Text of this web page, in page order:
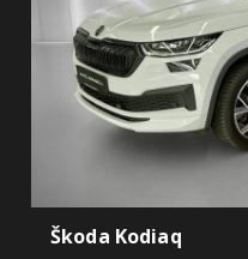
Škoda Kodiaq